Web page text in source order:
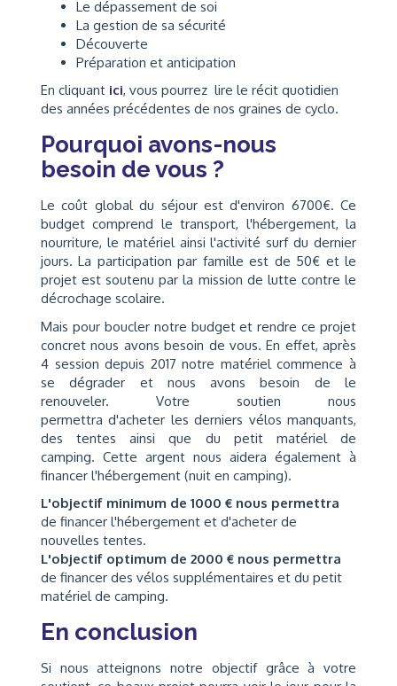
Le dépassement de soi
La gestion de sa sécurité
Découverte
Préparation et anticipation
En cliquant ici, vous pourrez lire le récit quotidien
des années précédentes de nos graines de cyclo.
Pourquoi avons-nous
besoin de vous ?
Le coût global du séjour est d'environ 6700€. Ce
budget comprend le transport, l'hébergement, la
nourriture, le matériel ainsi l'activité surf du dernier
jours. La participation par famille est de 50€ et le
projet est soutenu par la mission de lutte contre le
décrochage scolaire.
Mais pour boucler notre budget et rendre ce projet
concret nous avons besoin de vous. En effet, après
4 session depuis 2017 notre matériel commence à
se dégrader et nous avons besoin de le
renouveler. Votre soutien nous
permettra d'acheter les derniers vélos manquants,
des tentes ainsi que du petit matériel de
camping. Cette argent nous aidera également à
financer l'hébergement (nuit en camping).
L'objectif minimum de 1000 € nous permettra
de financer l'hébergement et d'acheter de
nouvelles tentes.
L'objectif optimum de 2000 € nous permettra
de financer des vélos supplémentaires et du petit
matériel de camping.
En conclusion
Si nous atteignons notre objectif grâce à votre